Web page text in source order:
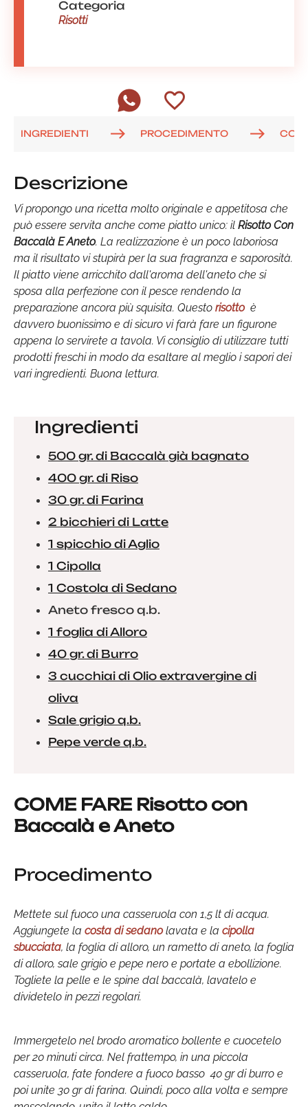
Categoria
Risotti
INGREDIENTI PROCEDIMENTO
Descrizione
Vi propongo una ricetta molto originale e appetitosa che
può essere servita anche come piatto unico: il Risotto Con
Baccalà E Aneto. La realizzazione è un poco laboriosa
ma il risultato vi stupirà per la sua fragranza e saporosità.
Il piatto viene arricchito dall'aroma dell'aneto che si
sposa alla perfezione con il pesce rendendo la
preparazione ancora più squisita. Questo risottoè
davvero buonissimo e di sicuro vi farà fare un figurone
appena lo servirete a tavola. Vi consiglio di utilizzare tutti
prodotti freschi in modo da esaltare al meglio i sapori dei
vari ingredienti. Buona lettura.
Ingredienti
500 gr. di Baccalà già bagnato
400 gr. di Riso
30 gr. di Farina
2 bicchieri di Latte
1 spicchio di Aglio
1 Cipolla
1 Costola di Sedano
Aneto fresco q.b.
1 foglia di Alloro
40 gr. di Burro
3 cucchiai di Olio extravergine di
oliva
Sale grigio q.b.
Pepe verde q.b.
COME FARE Risotto con
Baccalà e Aneto
Procedimento
Mettete sul fuoco una casseruola con 1,5 lt di acqua.
Aggiungete la costa di sedanolavata e la cipolla
sbucciata, la foglia di alloro, un rametto di aneto, la foglia
di alloro, sale grigio e pepe nero e portate a ebollizione.
Togliete la pelle e le spine dal baccalà, lavatelo e
dividetelo in pezzi regolari.
Immergetelo nel brodo aromatico bollente e cuocetelo
per 20 minuti circa. Nel frattempo, in una piccola
casseruola, fate fondere a fuoco basso 40 gr di burro e
poi unite 30 gr di farina. Quindi, poco alla volta e sempre